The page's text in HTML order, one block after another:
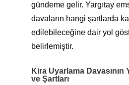
gündeme gelir. Yargıtay
davaların hangi şartlarda
edilebileceğine dair yol
belirlemiştir.
Kira Uyarlama Davasının
ve Şartları